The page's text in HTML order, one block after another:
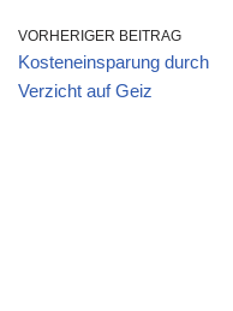
VORHERIGER BEITRAG
Kosteneinsparung durch
Verzicht auf Geiz